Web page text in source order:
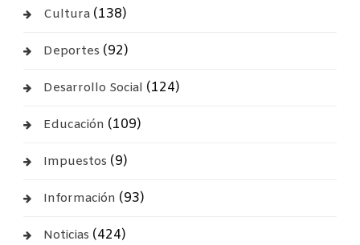
Cultura(138)
Deportes (92)
Desarrollo Social (124)
Educación (109)
Impuestos (9)
Información (93)
Noticias (424)